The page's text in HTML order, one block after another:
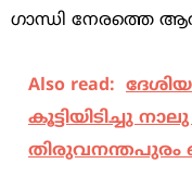
ഗാന്ധി നേരത്തെ
Also read:
കൂട്ടിയിടിച്ചു
തിരുവനന്തപുരം